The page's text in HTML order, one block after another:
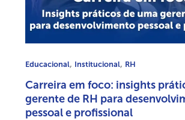
Educacional, Institucional, RH
Carreira em foco: insights
gerente de RH para
pessoal e profissional